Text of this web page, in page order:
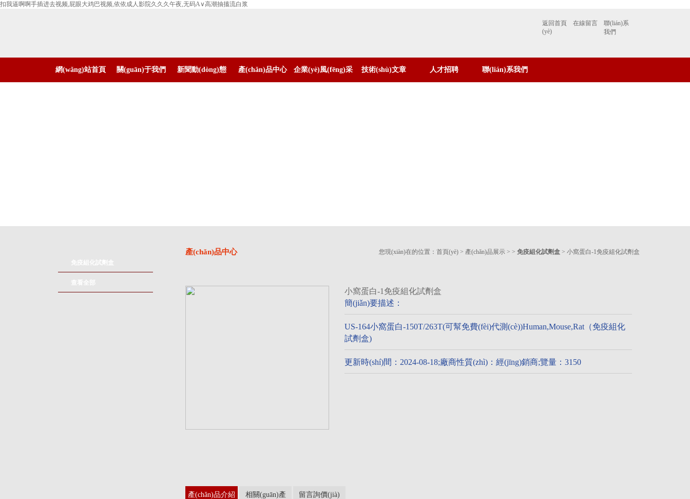
扣我逼啊啊手插进去视频,屁眼大鸡巴视频,依依成人影院久久久午夜,无码A∨高潮抽搐流白浆
返回首頁
(yè)
在線留言
聯(lián)系
我們
網(wǎng)站首頁 關(guān)于我們 新聞動(dòng)態 產(chǎn)品中心 企業(yè)風(fēng)采 技術(shù)文章 人才招聘 聯(lián)系我們
免疫組化試劑盒
查看全部
產(chǎn)品中心 您現(xiàn)在的位置： 首頁(yè) > 產(chǎn)品展示 > > 免疫組化試劑盒 > 小窩蛋白-1免疫組化試劑盒
小窩蛋白-1免疫組化試劑盒
簡(jiǎn)要描述：
US-164小窩蛋白-150T/263T(可幫免費(fèi)代測(cè))Human,Mouse,Rat（免疫組化
試劑盒)
更新時(shí)間：2024-08-18;廠商性質(zhì)：經(jīng)銷商;覽量：3150
產(chǎn)品介紹 相關(guān)產 留言詢價(jià)